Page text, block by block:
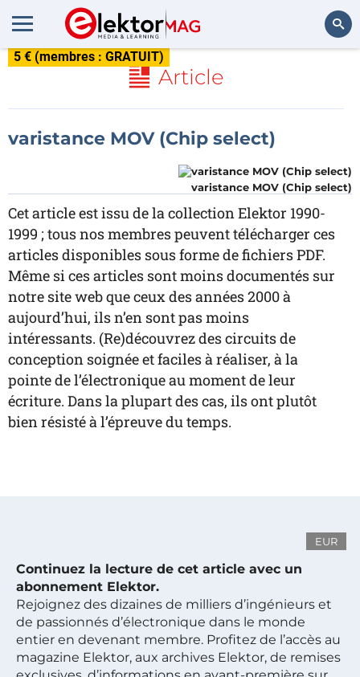
5 € (membres : GRATUIT)
Article
varistance MOV (Chip select)
varistance MOV (Chip select)
Cet article est issu de la collection Elektor 1990-
1999 ; tous nos membres peuvent télécharger ces
articles disponibles sous forme de fichiers PDF.
Même si ces articles sont moins documentés sur
notre site web que ceux des années 2000 à
aujourd’hui, ils n’en sont pas moins
intéressants. (Re)découvrez des circuits de
conception soignée et faciles à réaliser, à la
pointe de l’électronique au moment de leur
écriture. Dans la plupart des cas, ils ont plutôt
bien résisté à l’épreuve du temps.
EUR
Continuez la lecture de cet article avec un
abonnement Elektor.
Rejoignez des dizaines de milliers d’ingénieurs et
de passionnés d’électronique dans le monde
entier en devenant membre. Profitez de l’accès au
magazine Elektor, aux archives Elektor, de remises